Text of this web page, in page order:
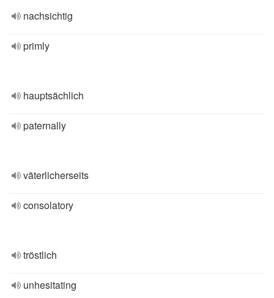
nachsichtig
primly
hauptsächlich
paternally
väterlicherseits
consolatory
tröstlich
unhesitating